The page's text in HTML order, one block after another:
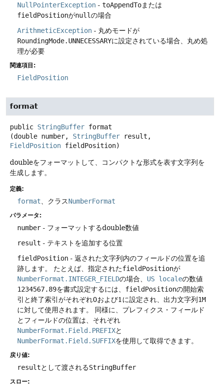
NullPointerException - toAppendToまたは
fieldPositionがnullの場合
ArithmeticException - 丸めモードが
RoundingMode.UNNECESSARYに設定されている場合、丸め処
理が必要
関連項目:
FieldPosition
format
public StringBuffer format
(double number, StringBuffer
FieldPosition fieldPosition)
doubleをフォーマットして、コンパクトな形式を表す文字列を
生成します。
定義:
format 、クラスNumberFormat
パラメータ:
number - フォーマットするdouble数値
result - テキストを追加する位置
fieldPosition - 返された文字列内のフィールドの位置を追
跡します。
たとえば、指定されたfieldPositionが
NumberFormat.INTEGER_FIELDの場合、 US localeの数値
1234567.89を書式設定するには、 fieldPositionの開始索
引と終了索引がそれぞれ0および1に設定され、出力文字列 1M
に対して使用されます。
同様に、プレフィクス・フィールド
とフィールドの位置は、それぞれ
NumberFormat.Field.PREFIXと
NumberFormat.Field.SUFFIXを使用して取得できます。
戻り値:
resultとして渡されるStringBuffer
スロー: